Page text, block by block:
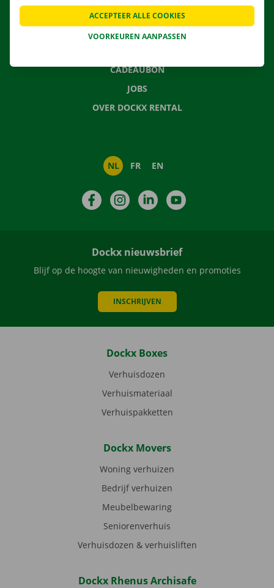
CONTACTEER ONS
VEELGESTELDE VRAGEN
CADEAUBON
JOBS
OVER DOCKX RENTAL
NL FR EN
FacebookInstagramLinkedIn
Dockx nieuwsbrief
Blijf op de hoogte van nieuwigheden en promoties
INSCHRIJVEN
Dockx Boxes
Verhuisdozen
Verhuismateriaal
Verhuispakketten
Dockx Movers
Woning verhuizen
Bedrijf verhuizen
Meubelbewaring
Seniorenverhuis
Verhuisdozen & verhuisliften
Dockx Rhenus Archisafe
VOORKEUREN AANPASSEN
ACCEPTEER ALLE COOKIES